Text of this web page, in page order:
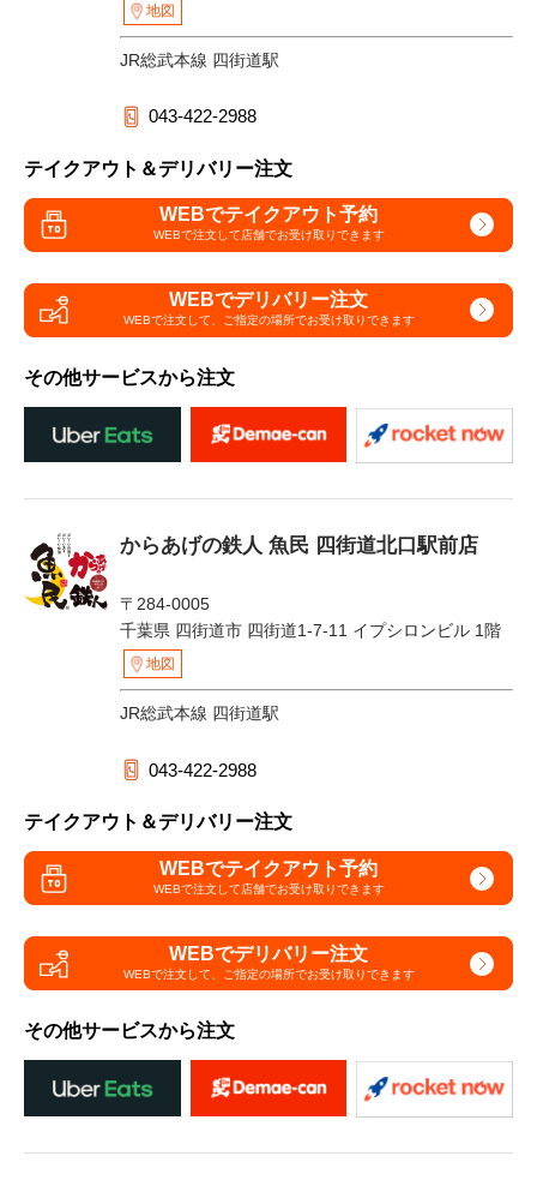
地図
JR総武本線 四街道駅
043-422-2988
テイクアウト＆デリバリー注文
WEBでテイクアウト予約
WEBで注文して店舗でお受け取りできます
WEBでデリバリー注文
WEBで注文して、 ご指定の場所でお受け取りできます
その他サービスから注文
からあげの鉄人 魚民 四街道北口駅前店
〒284-0005
千葉県 四街道市 四街道1-7-11 イプシロンビル 1階
地図
JR総武本線 四街道駅
043-422-2988
テイクアウト＆デリバリー注文
WEBでテイクアウト予約
WEBで注文して店舗でお受け取りできます
WEBでデリバリー注文
WEBで注文して、 ご指定の場所でお受け取りできます
その他サービスから注文